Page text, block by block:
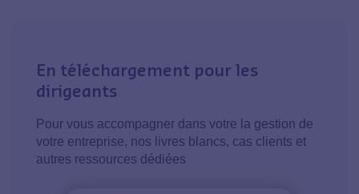
En téléchargement pour les
dirigeants
Pour vous accompagner dans votre la gestion de
votre entreprise, nos livres blancs, cas clients et
autres ressources dédiées